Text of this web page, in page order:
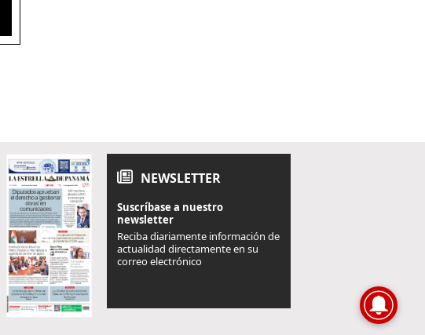
NEWSLETTER
Suscríbase a nuestro
newsletter
Reciba diariamente información de
actualidad directamente en su
correo electrónico